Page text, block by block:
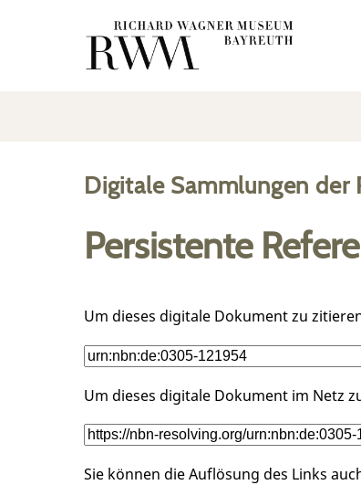
Digitale Sammlungen
Persistente
Um dieses digitale Dokument zu
Um dieses digitale Dokument im Netz
Sie können die Auflösung des Links